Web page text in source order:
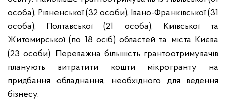
особа), Рівненської (32 особи), Івано-Франківської (31
особа), Полтавської (21 особа), Київської та
Житомирської (по 18 осіб) областей та міста Києва
(23 особи). Переважна більшість грантоотримувачів
планують витратити кошти мікрогранту на
придбання обладнання, необхідного для ведення
бізнесу.